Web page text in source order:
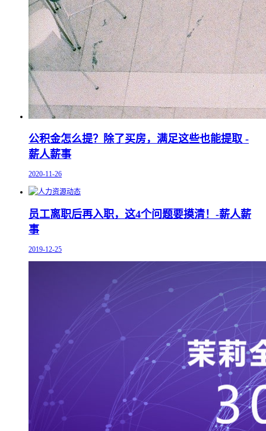
公积金怎么提？除了买房，满足这些也能提取 -
薪人薪事
2020-11-26
员工离职后再入职，这4个问题要摸清！-薪人薪
事
2019-12-25